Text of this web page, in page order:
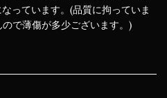
っています。(品質に拘っていま
で薄傷が多少ございます。)